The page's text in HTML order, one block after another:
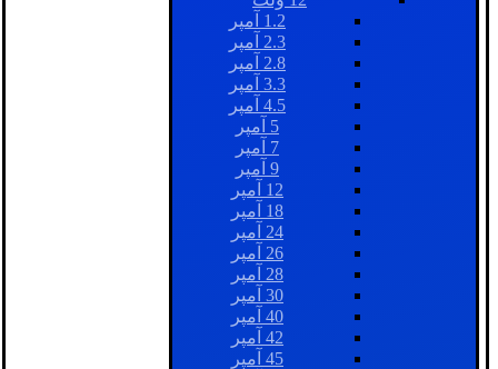
1.2 آمپر
2.3 آمپر
2.8 آمپر
3.3 آمپر
4.5 آمپر
5 آمپر
7 آمپر
9 آمپر
12 آمپر
18 آمپر
24 آمپر
26 آمپر
28 آمپر
30 آمپر
40 آمپر
42 آمپر
45 آمپر